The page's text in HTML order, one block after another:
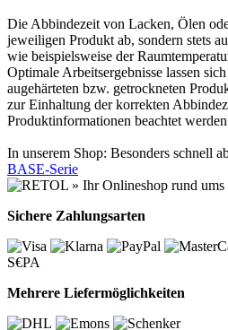
Die Abbindezeit von Lacken, Ölen
jeweiligen Produkt ab, sondern stets
wie beispielsweise der
Optimale Arbeitsergebnisse lassen
augehärteten bzw. getrockneten
zur Einhaltung der korrekten
Produktinformationen beachtet
In unserem Shop: Besonders schnell
BASE-Serie
Sichere Zahlungsarten
S€PA
Mehrere Liefermöglichkeiten